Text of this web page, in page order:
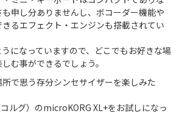
申し分ありませんし、ボコーダー機能や
るエフェクト・エンジンも搭載されてい
になっていますので、どこでもお好きな場
む事ができるでしょう。
で思う存分シンセサイザーを楽しみた
ルグ）のmicroKORG XL+をお試しになっ